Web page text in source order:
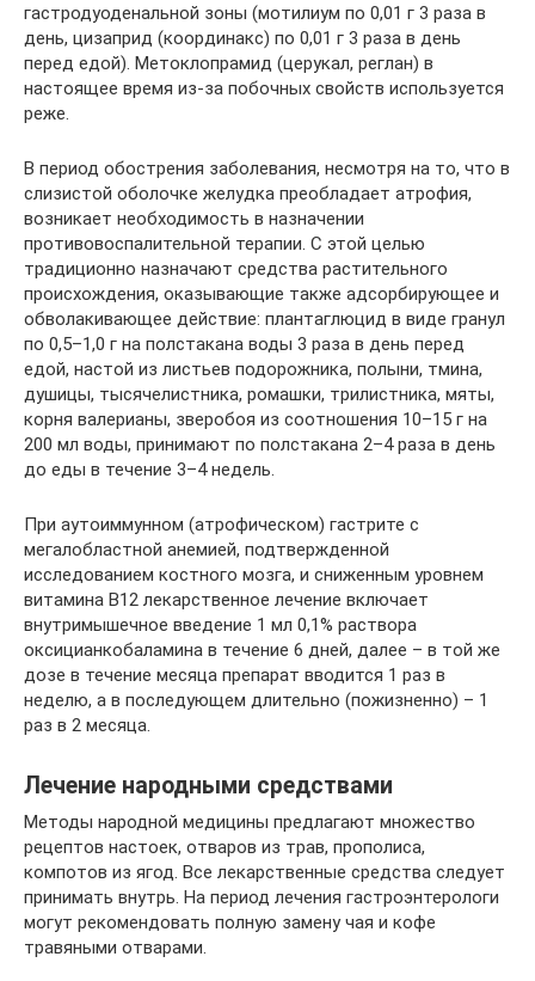
гастродуоденальной зоны (мотилиум по 0,01 г 3 раза в
день, цизаприд (координакс) по 0,01 г 3 раза в день
перед едой). Метоклопрамид (церукал, реглан) в
настоящее время из-за побочных свойств используется
реже.
В период обострения заболевания, несмотря на то, что в
слизистой оболочке желудка преобладает атрофия,
возникает необходимость в назначении
противовоспалительной терапии. С этой целью
традиционно назначают средства растительного
происхождения, оказывающие также адсорбирующее и
обволакивающее действие: плантаглюцид в виде гранул
по 0,5–1,0 г на полстакана воды 3 раза в день перед
едой, настой из листьев подорожника, полыни, тмина,
душицы, тысячелистника, ромашки, трилистника, мяты,
корня валерианы, зверобоя из соотношения 10–15 г на
200 мл воды, принимают по полстакана 2–4 раза в день
до еды в течение 3–4 недель.
При аутоиммунном (атрофическом) гастрите с
мегалобластной анемией, подтвержденной
исследованием костного мозга, и сниженным уровнем
витамина В12 лекарственное лечение включает
внутримышечное введение 1 мл 0,1% раствора
оксицианкобаламина в течение 6 дней, далее – в той же
дозе в течение месяца препарат вводится 1 раз в
неделю, а в последующем длительно (пожизненно) – 1
раз в 2 месяца.
Лечение народными средствами
Методы народной медицины предлагают множество
рецептов настоек, отваров из трав, прополиса,
компотов из ягод. Все лекарственные средства следует
принимать внутрь. На период лечения гастроэнтерологи
могут рекомендовать полную замену чая и кофе
травяными отварами.